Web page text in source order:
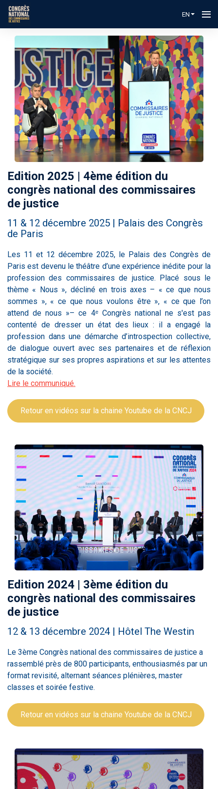
EN
Edition 2025 | 4ème édition du
congrès national des commissaires
de justice
11 & 12 décembre 2025 | Palais des Congrès
de Paris
Les 11 et 12 décembre 2025, le Palais des Congrès de
Paris est devenu le théâtre d’une expérience inédite pour la
profession des commissaires de justice. Placé sous le
thème « Nous », décliné en trois axes – « ce que nous
sommes », « ce que nous voulons être », « ce que l’on
attend de nous »– ce 4ᵉ Congrès national ne s'est pas
contenté de dresser un état des lieux : il a engagé la
profession dans une démarche d’introspection collective,
de dialogue ouvert avec ses partenaires et de réflexion
stratégique sur ses propres aspirations et sur les attentes
de la société.
Lire le communiqué.
Retour en vidéos sur la chaine Youtube de la CNCJ
Edition 2024 | 3ème édition du
congrès national des commissaires
de justice
12 & 13 décembre 2024 | Hôtel The Westin
Le 3ème Congrès national des commissaires de justice a
rassemblé près de 800 participants, enthousiasmés par un
format revisité, alternant séances plénières, master
classes et soirée festive.
Retour en vidéos sur la chaine Youtube de la CNCJ